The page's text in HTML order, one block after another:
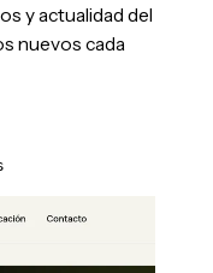
y actualidad del
nuevos cada